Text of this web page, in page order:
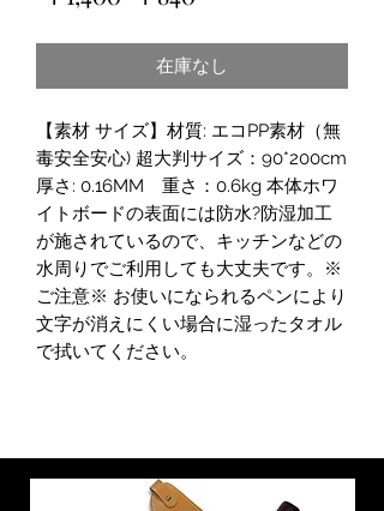
ル
格
在庫なし
【素材 サイズ】材質: エコPP素材（無
毒安全安心) 超大判サイズ：90*200cm
厚さ: 0.16MM 重さ：0.6kg 本体ホワ
イトボードの表面には防水?防湿加工
が施されているので、キッチンなどの
水周りでご利用しても大丈夫です。※
ご注意※ お使いになられるペンにより
文字が消えにくい場合に湿ったタオル
で拭いてください。